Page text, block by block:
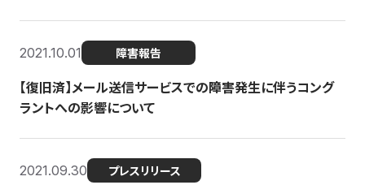
2021.10.01 障害報告
【復旧済】メール送信サービスでの障害発生に伴うコング
ラントへの影響について
2021.09.30 プレスリリース